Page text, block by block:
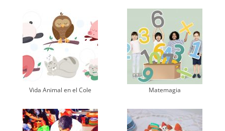
Vida Animal en el Cole Matemagia